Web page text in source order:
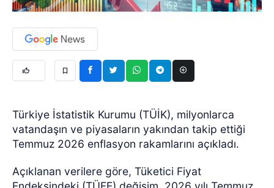
Türkiye İstatistik Kurumu (TÜİK), milyonlarca
vatandaşın ve piyasaların yakından takip ettiği
Temmuz 2026 enflasyon rakamlarını açıkladı.
Açıklanan verilere göre, Tüketici Fiyat